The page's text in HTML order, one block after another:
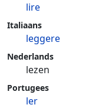
lire
Italiaans
leggere
Nederlands
lezen
Portugees
ler